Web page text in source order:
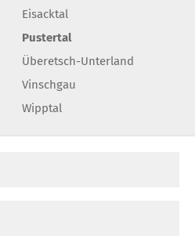
Eisacktal
Pustertal
Überetsch-Unterland
Vinschgau
Wipptal